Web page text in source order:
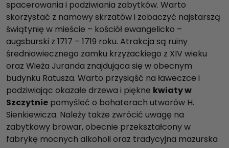
spacerowania i podziwiania zabytków. Warto
skorzystać z namowy skrzatów i zobaczyć najstarszą
świątynię w mieście – kościół ewangelicko –
augsburski z 1717 – 1719 roku. Atrakcja są ruiny
średniowiecznego zamku krzyżackiego z XIV wieku
oraz Wieża Juranda znajdująca się w obecnym
budynku Ratusza. Warto przysiąść na ławeczce i
podziwiając okazałe drzewa i piękne kwiaty w
Szczytnie pomyśleć o bohaterach utworów H.
Sienkiewicza. Należy także zwrócić uwagę na
zabytkowy browar, obecnie przekształcony w
fabrykę mocnych alkoholi oraz tradycyjna mazurska